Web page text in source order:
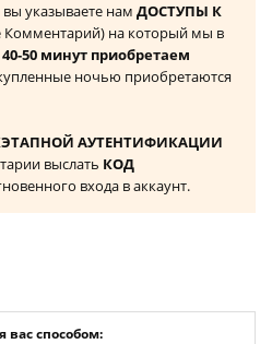
указываете нам ДОСТУПЫ К
Комментарий) на который мы в
50 минут приобретаем
ночью приобретаются
АУТЕНТИФИКАЦИИ
выслать КОД
входа в аккаунт.
способом: